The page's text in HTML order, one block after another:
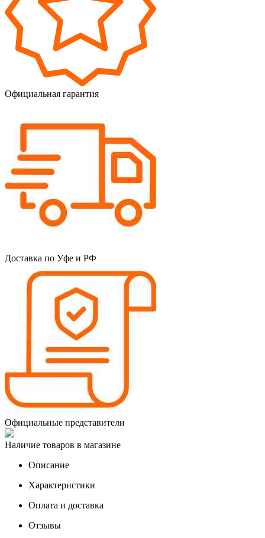
Официальная гарантия
Доставка по Уфе и РФ
Официальные представители
Наличие товаров в магазине
Описание
Характеристики
Оплата и доставка
Отзывы